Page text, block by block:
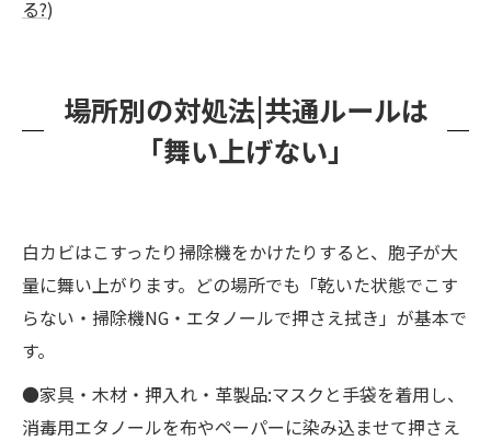
る?)
場所別の対処法|共通ルールは
「舞い上げない」
白カビはこすったり掃除機をかけたりすると、胞子が大
量に舞い上がります。どの場所でも「乾いた状態でこす
らない・掃除機NG・エタノールで押さえ拭き」が基本で
す。
●家具・木材・押入れ・革製品:マスクと手袋を着用し、
消毒用エタノールを布やペーパーに染み込ませて押さえ